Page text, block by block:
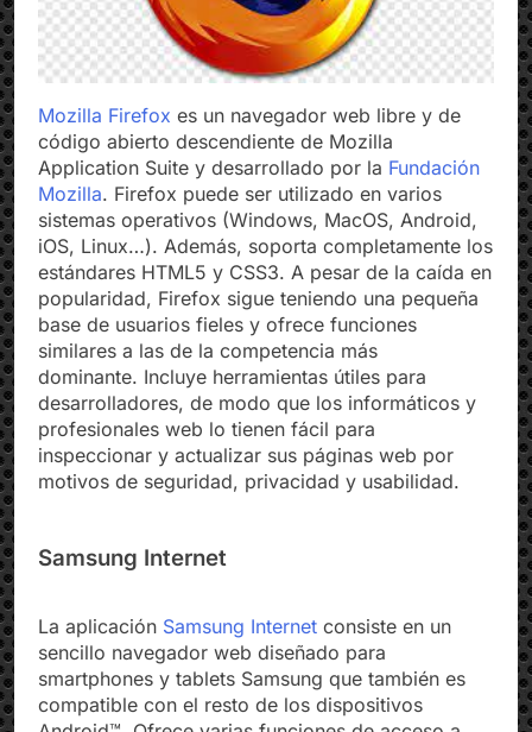
Mozilla Firefox es un navegador web libre y de
código abierto descendiente de Mozilla
Application Suite y desarrollado por laFundación
Mozilla. Firefox puede ser utilizado en varios
sistemas operativos (Windows, MacOS, Android,
iOS, Linux…). Además, soporta completamente los
estándares HTML5 y CSS3. A pesar de la caída en
popularidad, Firefox sigue teniendo una pequeña
base de usuarios fieles y ofrece funciones
similares a las de la competencia más
dominante. Incluye herramientas útiles para
desarrolladores, de modo que los informáticos y
profesionales web lo tienen fácil para
inspeccionar y actualizar sus páginas web por
Samsung Internet
La aplicaciónSamsung Internetconsiste en un
sencillo navegador web diseñado para
smartphones y tablets Samsung que también es
compatible con el resto de los dispositivos